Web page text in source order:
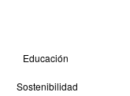
Educación
Sostenibilidad